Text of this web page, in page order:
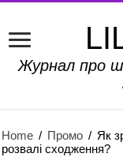
Журнал про
Home / Промо / Як
розвалі сходження?